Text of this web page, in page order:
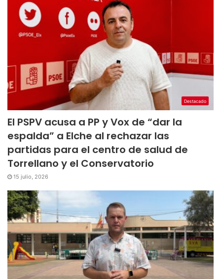
Destacado
El PSPV acusa a PP y Vox de “dar la
espalda” a Elche al rechazar las
partidas para el centro de salud de
Torrellano y el Conservatorio
15 julio, 2026